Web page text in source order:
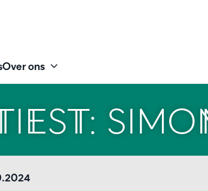
Over ons